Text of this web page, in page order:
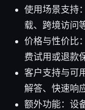
使用场景支持
载、跨境访问
价格与性价比
费试用或退款
客户支持与可
解答、快速响
额外功能：设